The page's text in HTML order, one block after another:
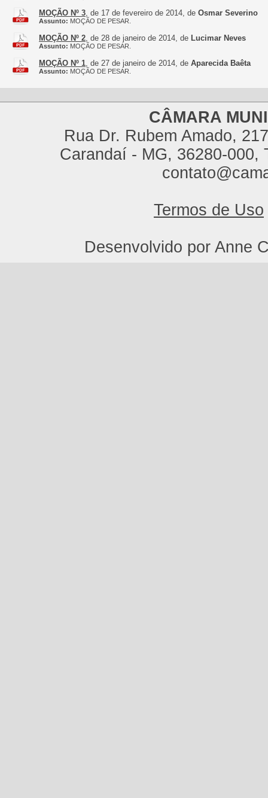
MOÇÃO Nº 3, de 17 de fevereiro de 2014, de Osmar Severino
Assunto: MOÇÃO DE PESAR.
MOÇÃO Nº 2, de 28 de janeiro de 2014, de Lucimar Neves
Assunto: MOÇÃO DE PESAR.
MOÇÃO Nº 1, de 27 de janeiro de 2014, de Aparecida Baêta
Assunto: MOÇÃO DE PESAR.
CÂMARA
Rua Dr. Rubem Amado,
Carandaí - MG, 36280-000,
Termos de Uso
Desenvolvido por Anne